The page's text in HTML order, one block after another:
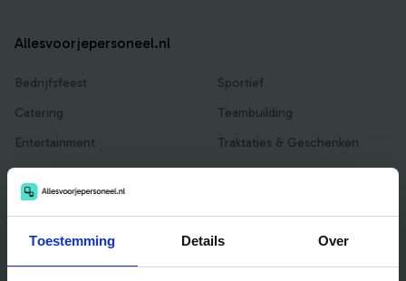
Toestemming Details Over
Allesvoorjepersoneel.nl
Bedrijfsfeest
Catering
Entertainment
Facilitair
Locaties
Sportief
Teambuilding
Traktaties & Geschenken
Workshops
Handig voor jou